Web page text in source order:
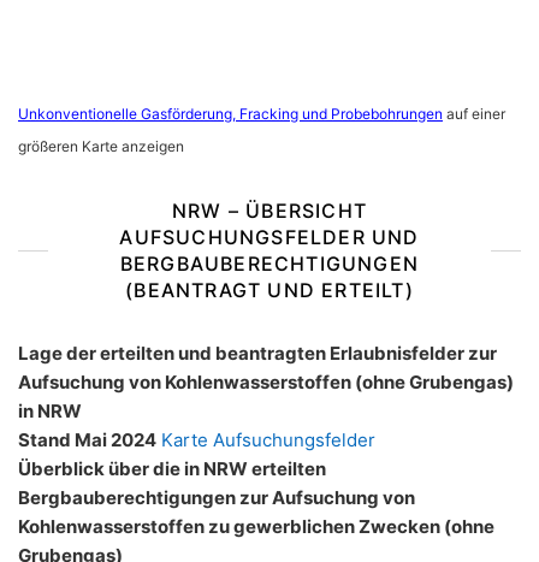
Unkonventionelle Gasförderung, Fracking und Probebohrungen auf einer
größeren Karte anzeigen
NRW – ÜBERSICHT
AUFSUCHUNGSFELDER UND
BERGBAUBERECHTIGUNGEN
(BEANTRAGT UND ERTEILT)
Lage der erteilten und beantragten Erlaubnisfelder zur
Aufsuchung von Kohlenwasserstoffen (ohne Grubengas)
in NRW
Stand Mai 2024 Karte Aufsuchungsfelder
Überblick über die in NRW erteilten
Bergbauberechtigungen zur Aufsuchung von
Kohlenwasserstoffen zu gewerblichen Zwecken (ohne
Grubengas)